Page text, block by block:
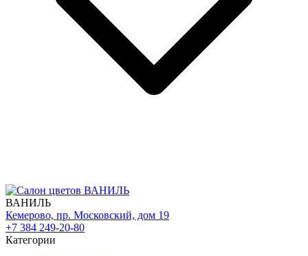
ВАНИЛЬ
Кемерово, пр. Московский, дом 19
+7 384 249-20-80
Категории